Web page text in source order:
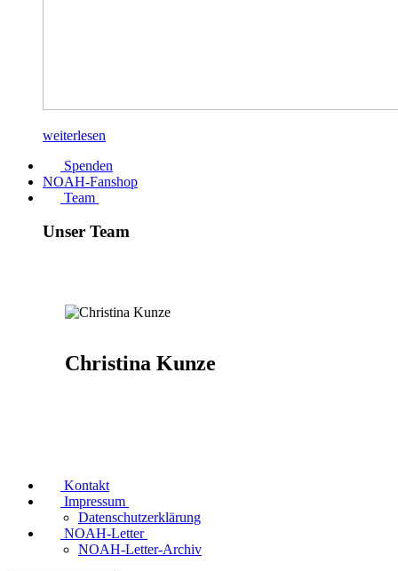
weiterlesen
Spenden
NOAH-Fanshop
Team
Unser Team
Christina Kunze
Kontakt
Impressum
Datenschutzerklärung
NOAH-Letter
NOAH-Letter-Archiv